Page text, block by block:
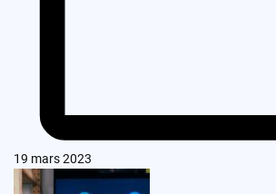
19 mars 2023